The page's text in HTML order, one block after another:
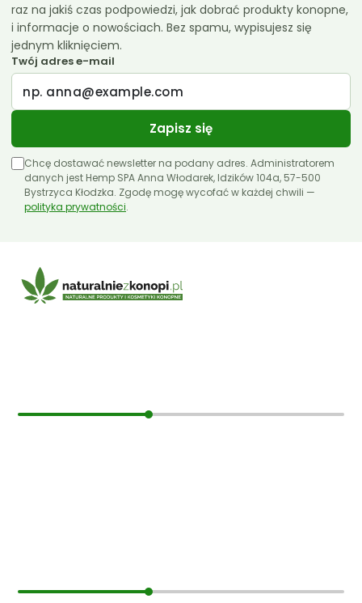
raz na jakiś czas podpowiedzi, jak dobrać produkty konopne,
i informacje o nowościach. Bez spamu, wypisujesz się
jednym kliknięciem.
Twój adres e-mail
Zapisz się
Chcę dostawać newsletter na podany adres. Administratorem
danych jest Hemp SPA Anna Włodarek, Idzików 104a, 57-500
Bystrzyca Kłodzka. Zgodę mogę wycofać w każdej chwili —
polityka prywatności.